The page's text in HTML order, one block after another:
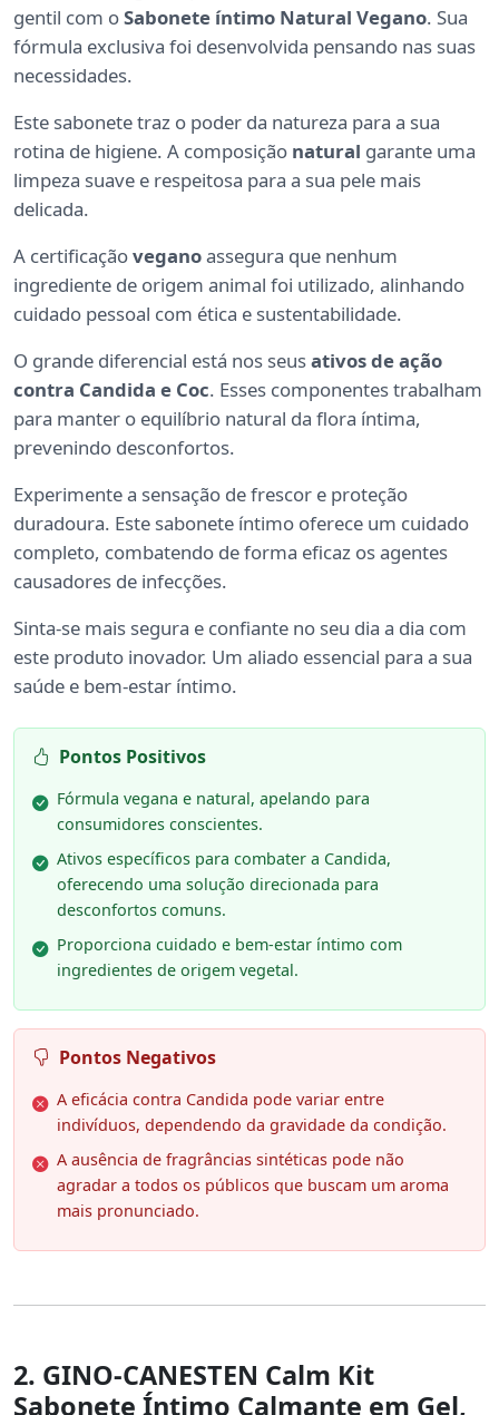
gentil com oSabonete íntimo Natural Vegano. Sua
fórmula exclusiva foi desenvolvida pensando nas suas
necessidades.
Este sabonete traz o poder da natureza para a sua
rotina de higiene. A composição natural garante uma
limpeza suave e respeitosa para a sua pele mais
delicada.
A certificaçãoveganoassegura que nenhum
ingrediente de origem animal foi utilizado, alinhando
cuidado pessoal com ética e sustentabilidade.
O grande diferencial está nos seusativos de ação
contra Candida e Coc. Esses componentes trabalham
para manter o equilíbrio natural da flora íntima,
prevenindo desconfortos.
Experimente a sensação de frescor e proteção
duradoura. Este sabonete íntimo oferece um cuidado
completo, combatendo de forma eficaz os agentes
causadores de infecções.
Sinta-se mais segura e confiante no seu dia a dia com
este produto inovador. Um aliado essencial para a sua
saúde e bem-estar íntimo.
Pontos Positivos
Fórmula vegana e natural, apelando para
consumidores conscientes.
Ativos específicos para combater a Candida,
oferecendo uma solução direcionada para
desconfortos comuns.
Proporciona cuidado e bem-estar íntimo com
ingredientes de origem vegetal.
Pontos Negativos
A eficácia contra Candida pode variar entre
indivíduos, dependendo da gravidade da condição.
A ausência de fragrâncias sintéticas pode não
agradar a todos os públicos que buscam um aroma
mais pronunciado.
2. GINO-CANESTEN Calm Kit
Sabonete Íntimo Calmante em Gel,